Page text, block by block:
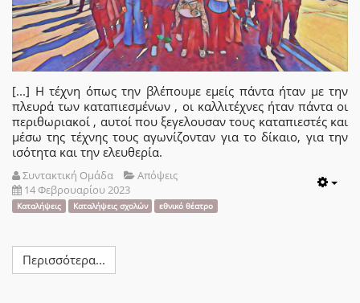
[...] Η τέχνη όπως την βλέπουμε εμείς πάντα ήταν με την
πλευρά των καταπιεσμένων , οι καλλιτέχνες ήταν πάντα οι
περιθωριακοί , αυτοί που ξεγελουσαν τους καταπιεστές και
μέσω της τέχνης τους αγωνίζονταν για το δίκαιο, για την
ισότητα και την ελευθερία.
Συντακτική Ομάδα
Απόψεις
14 Φεβρουαρίου 2023
Καταλήψεις Καταλήψεις σχολών εθνικό θέατρο
Περισσότερα...